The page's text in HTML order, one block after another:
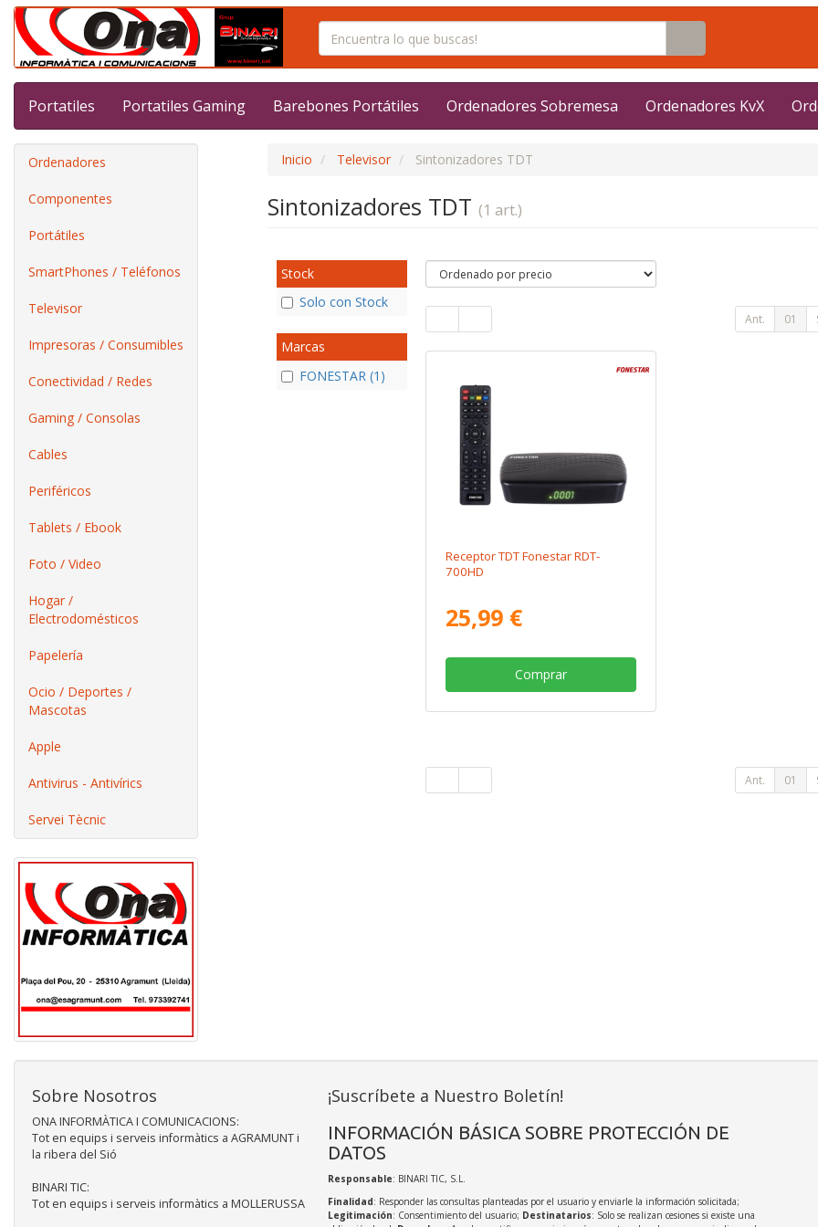
Portatiles Portatiles Gaming Barebones Portátiles Ordenadores Sobremesa Ordenadores KvX
Ordenadores
Componentes
Portátiles
SmartPhones / Teléfonos
Televisor
Impresoras / Consumibles
Conectividad / Redes
Gaming / Consolas
Cables
Periféricos
Tablets / Ebook
Foto / Video
Hogar /
Electrodomésticos
Papelería
Ocio / Deportes /
Mascotas
Apple
Antivirus - Antivírics
Servei Tècnic
Inicio Televisor Sintonizadores TDT
Sintonizadores TDT (1 art.)
Stock
Solo con Stock
Marcas
FONESTAR (1)
Ant. 01
Receptor TDT Fonestar RDT-
700HD
25,99 €
Comprar
Ant. 01
Sobre Nosotros
ONA INFORMÀTICA I COMUNICACIONS:
Tot en equips i serveis informàtics a AGRAMUNT i
la ribera del Sió
BINARI TIC:
Tot en equips i serveis informàtics a MOLLERUSSA
¡Suscríbete a Nuestro Boletín!
INFORMACIÓN BÁSICA SOBRE PROTECCIÓN DE
DATOS
Responsable: BINARI TIC, S.L.
Finalidad: Responder las consultas planteadas por el usuario y enviarle la información solicitada;
Legitimación: Consentimiento del usuario; Destinatarios: Solo se realizan cesiones si existe una